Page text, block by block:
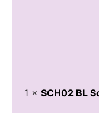
1 × SCH02 BL